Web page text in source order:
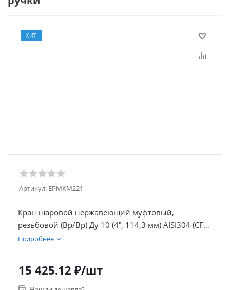
ХИТ
Артикул: EPMKM221
Кран шаровой нержавеющий муфтовый,
резьбовой (Вр/Вр) Ду 10 (4ʺ, 114,3 мм) AISI304 (CF8),
полнопроходной, двусоставной (2PC) с
Кран шаровой муфтовый, резьбовой (Вр/Вр)
предназначен для использования в системах
Подробнее
15 425.12 ₽/шт